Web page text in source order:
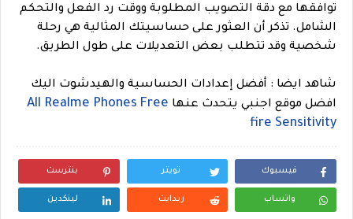
توافقها مع دقة التصويب المطلوبة ووقت رد الفعل والتحكم
الشامل. تذكر أن العثور على حساسيتك المثالية هي رحلة
شخصية وقد تتطلب بعض التعديلات على طول الطريق.
شاهد ايضا : أفضل إعدادات الحساسية والهيدشوت اليك
افضل موقع اجنبي يتحدث عنها All Realme Phones Free
fire Sensitivity
فيسبوك تويتر بنترست
واتساب ريدايت لينكدين